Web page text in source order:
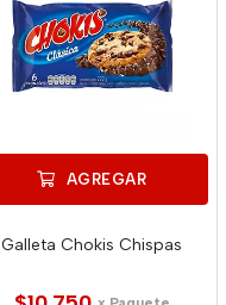
AGREGAR
Galleta Chokis Chispas